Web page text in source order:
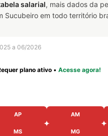
salarial, mais dados da
Sucubeiro em todo território
a 06/2026
plano ativo • Acesse agora!
AP AM
MS MG